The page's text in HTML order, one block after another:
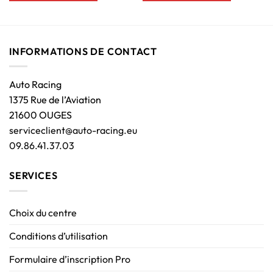
INFORMATIONS DE CONTACT
Auto Racing
1375 Rue de l’Aviation
21600 OUGES
serviceclient@auto-racing.eu
09.86.41.37.03
SERVICES
Choix du centre
Conditions d’utilisation
Formulaire d’inscription Pro